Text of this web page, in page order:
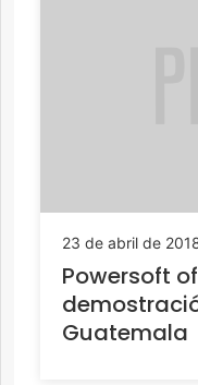
23 de abril de
Powersoft
Guatemala